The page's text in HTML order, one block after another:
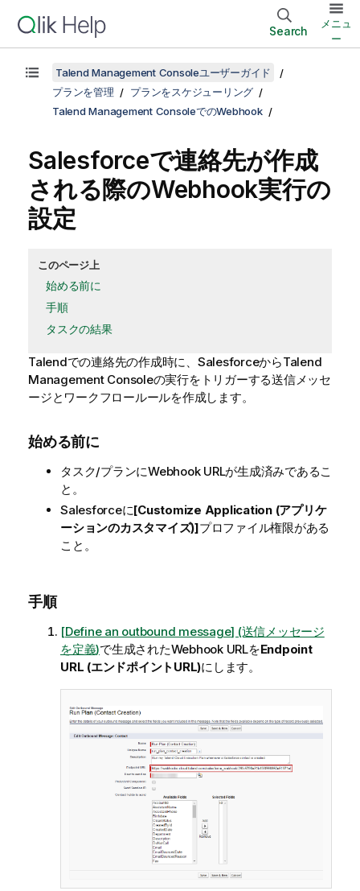
Search
メニュ
ー
Talend Management Consoleユーザーガイド
プランを管理
プランをスケジューリング
Talend Management ConsoleでのWebhook
Salesforceで連絡先が作成
される際のWebhook実行の
設定
このページ上
始める前に
手順
タスクの結果
Talendでの連絡先の作成時に、SalesforceからTalend
Management Consoleの実行をトリガーする送信メッセ
ージとワークフロールールを作成します。
始める前に
タスク/プランにWebhook URLが生成済みであるこ
と。
Salesforceに[Customize Application (アプリケ
ーションのカスタマイズ)]プロファイル権限がある
こと。
手順
[Define an outbound message] (送信メッセージ
を定義)で生成されたWebhook URLをEndpoint
URL (エンドポイントURL)にします。